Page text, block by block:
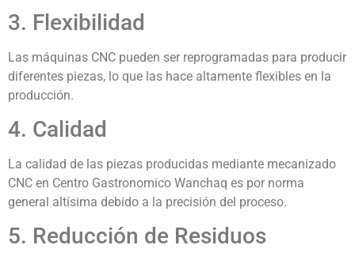
3. Flexibilidad
Las máquinas CNC pueden ser reprogramadas para producir
diferentes piezas, lo que las hace altamente flexibles en la
producción.
4. Calidad
La calidad de las piezas producidas mediante mecanizado
CNC en Centro Gastronomico Wanchaq es por norma
general altísima debido a la precisión del proceso.
5. Reducción de Residuos